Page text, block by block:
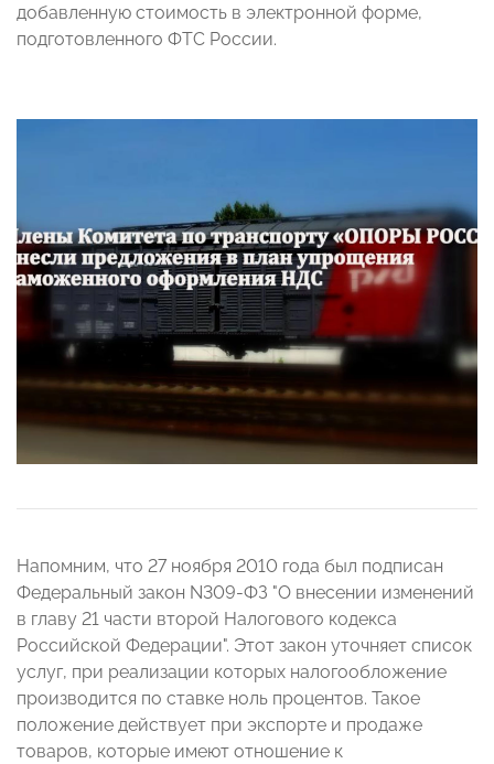
добавленную стоимость в электронной форме,
подготовленного ФТС России.
Напомним, что 27 ноября 2010 года был подписан
Федеральный закон N309-ФЗ "О внесении изменений
в главу 21 части второй Налогового кодекса
Российской Федерации". Этот закон уточняет список
услуг, при реализации которых налогообложение
производится по ставке ноль процентов. Такое
положение действует при экспорте и продаже
товаров, которые имеют отношение к